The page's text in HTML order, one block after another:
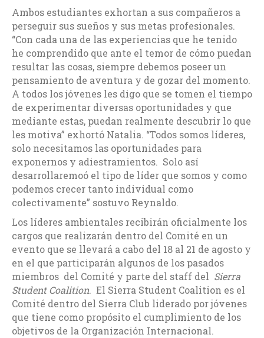
Ambos estudiantes exhortan a sus compañeros a
perseguir sus sueños y sus metas profesionales.
“Con cada una de las experiencias que he tenido
he comprendido que ante el temor de cómo puedan
resultar las cosas, siempre debemos poseer un
pensamiento de aventura y de gozar del momento.
A todos los jóvenes les digo que se tomen el tiempo
de experimentar diversas oportunidades y que
mediante estas, puedan realmente descubrir lo que
les motiva” exhortó Natalia. “Todos somos líderes,
solo necesitamos las oportunidades para
exponernos y adiestramientos. Solo así
desarrollaremoó el tipo de líder que somos y como
podemos crecer tanto individual como
colectivamente” sostuvo Reynaldo.
Los líderes ambientales recibirán oficialmente los
cargos que realizarán dentro del Comité en un
evento que se llevará a cabo del 18 al 21 de agosto y
en el que participarán algunos de los pasados
miembros del Comité y parte del staff del Sierra
Student Coalition. El Sierra Student Coalition es el
Comité dentro del Sierra Club liderado por jóvenes
que tiene como propósito el cumplimiento de los
objetivos de la Organización Internacional.